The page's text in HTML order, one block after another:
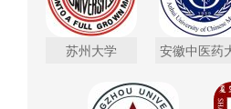
苏州大学 安徽中医药